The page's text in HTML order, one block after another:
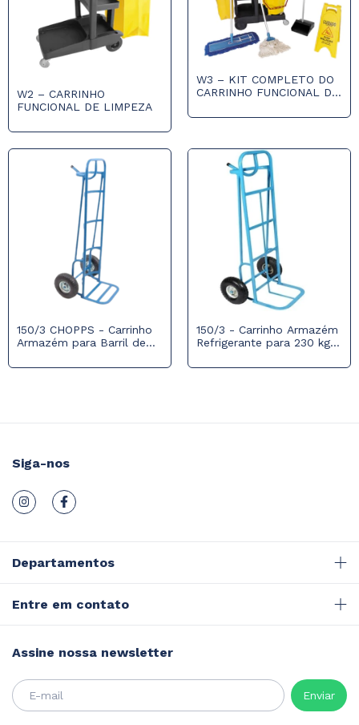
W2 – CARRINHO
FUNCIONAL DE LIMPEZA
W3 – KIT COMPLETO DO
CARRINHO FUNCIONAL DE
150/3 CHOPPS - Carrinho
Armazém para Barril de
Pneumática
150/3 - Carrinho Armazém
Refrigerante para 230 kg
Siga-nos
Departamentos
Entre em contato
Assine nossa newsletter